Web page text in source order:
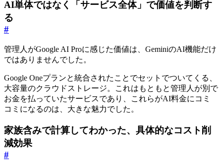
AI単体ではなく「サービス全体」で価値を判断す
る
#
管理人がGoogle AI Proに感じた価値は、GeminiのAI機能だけ
ではありませんでした。
Google Oneプランと統合されたことでセットでついてくる、
大容量のクラウドストレージ。これはもともと管理人が別で
お金を払っていたサービスであり、これらがAI料金にコミ
コミになるのは、大きな魅力でした。
家族含みで計算してわかった、具体的なコスト削
減効果
#